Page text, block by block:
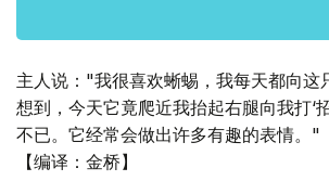
主人说："我很喜欢蜥蜴，我每天都向这
想到，今天它竟爬近我抬起右腿向我打‘
不已。它经常会做出许多有趣的表情。"
【编译：金桥】